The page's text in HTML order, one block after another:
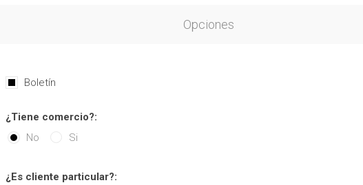
Opciones
Boletín
¿Tiene comercio?:
No
Si
¿Es cliente particular?: